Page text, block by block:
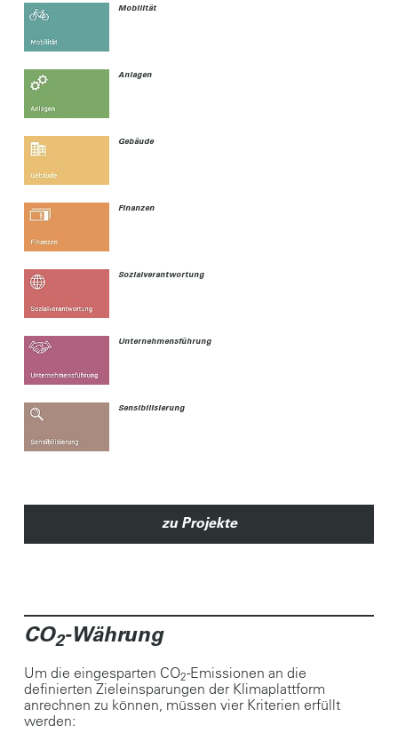
Mobilität
Anlagen
Gebäude
Finanzen
Sozialverantwortung
Unternehmensführung
Sensibilisierung
zu Projekte
CO2-Währung
Um die eingesparten CO2-Emissionen an die
definierten Zieleinsparungen der Klimaplattform
anrechnen zu können, müssen vier Kriterien erfüllt
werden: